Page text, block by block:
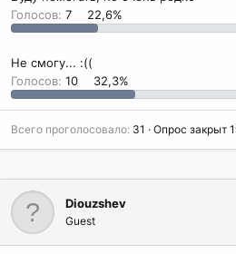
Голосов: 7 22,6%
Не смогу... :((
Голосов: 10 32,3%
Всего проголосовало 31 Опрос закрыт
Diouzshev
Guest